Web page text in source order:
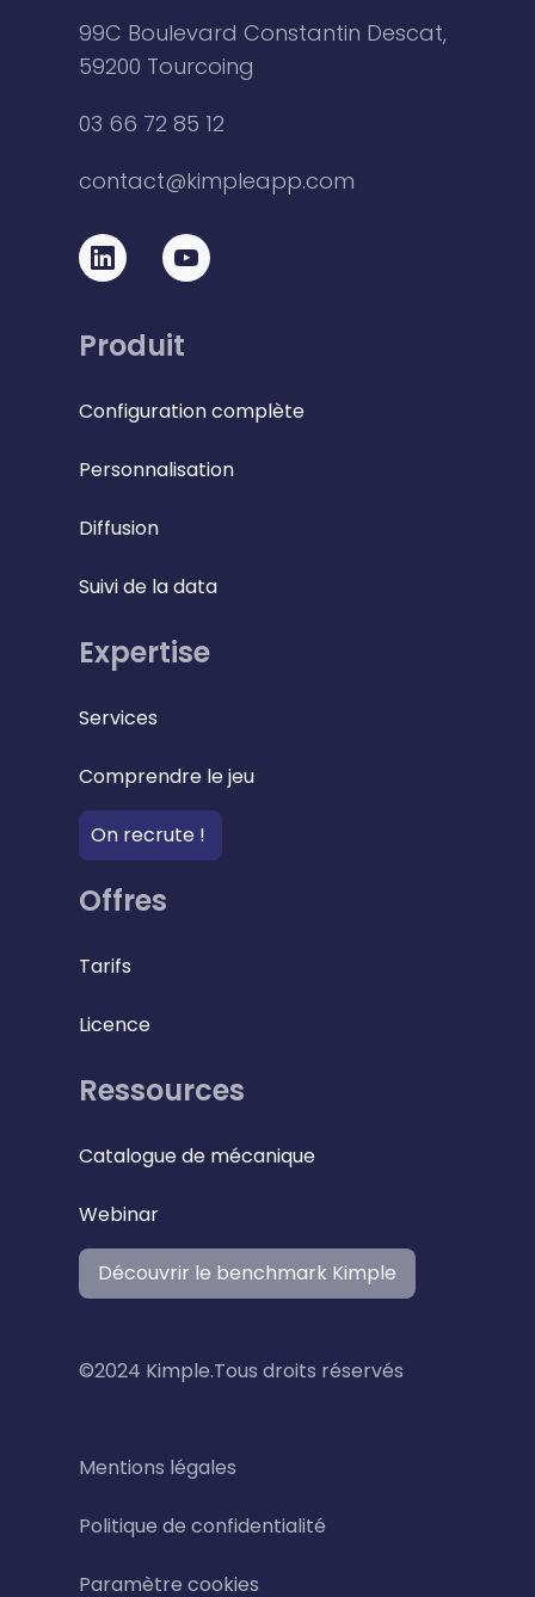
99C Boulevard Constantin Descat,
59200 Tourcoing
03 66 72 85 12
contact@kimpleapp.com
Produit
Configuration complète
Personnalisation
Diffusion
Suivi de la data
Expertise
Services
Comprendre le jeu
On recrute !
Offres
Tarifs
Licence
Ressources
Catalogue de mécanique
Webinar
Découvrir le benchmark Kimple
©2024 Kimple.Tous droits réservés
Mentions légales
Politique de confidentialité
Paramètre cookies